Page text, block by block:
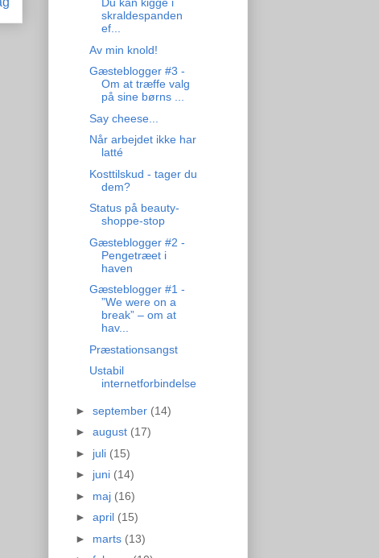
Du kan kigge i
skraldespanden
ef...
Av min knold!
Gæsteblogger #3 -
Om at træffe valg
på sine børns ...
Say cheese...
Når arbejdet ikke har
latté
Kosttilskud - tager du
dem?
Status på beauty-
shoppe-stop
Gæsteblogger #2 -
Pengetræet i
haven
Gæsteblogger #1 -
”We were on a
break” – om at
hav...
Præstationsangst
Ustabil
internetforbindelse
► september (14)
► august (17)
► juli (15)
► juni (14)
► maj (16)
► april (15)
► marts (13)